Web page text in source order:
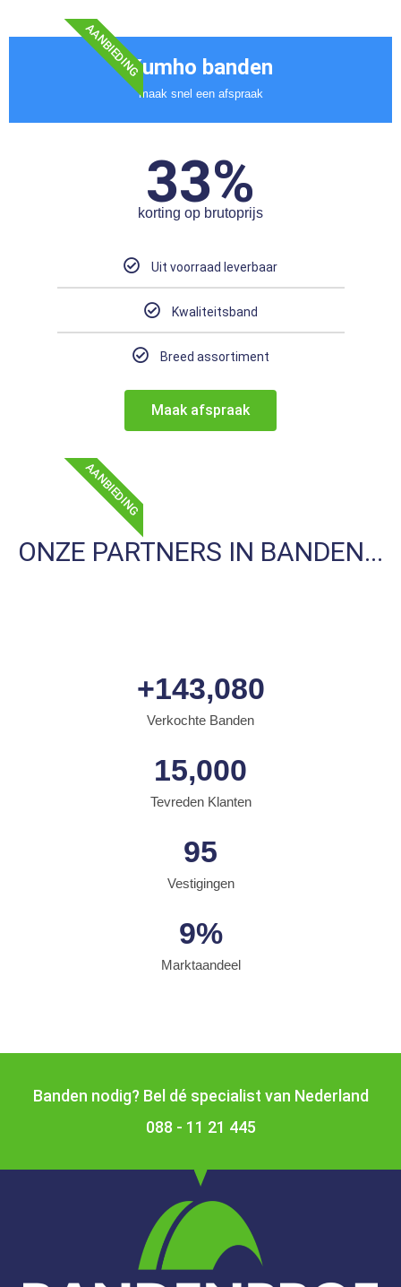
AANBIEDINGKumho banden
maak snel een afspraak
33%
korting op brutoprijs
Uit voorraad leverbaar
Kwaliteitsband
Breed assortiment
Maak afspraak
AANBIEDING
ONZE PARTNERS IN BANDEN...
Verkochte Banden
+143,080
Tevreden Klanten
15,000
Vestigingen
95
Marktaandeel
9%
Banden nodig? Bel dé specialist van Nederland
088 - 11 21 445